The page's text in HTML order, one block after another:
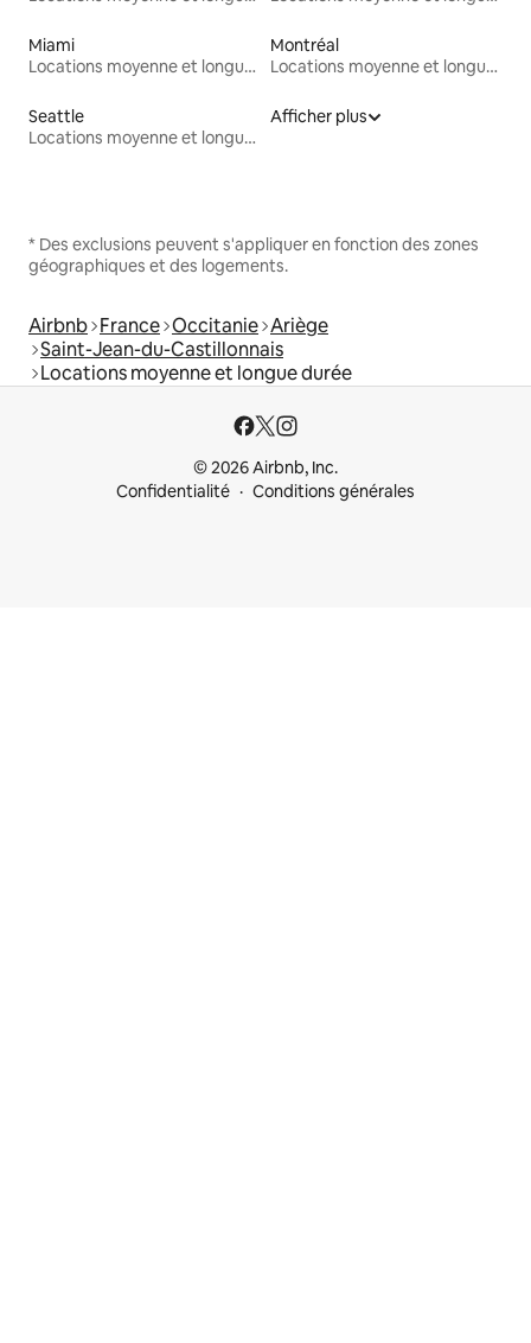
Miami
Locations moyenne et longue durée
Montréal
Locations moyenne et longue durée
Seattle
Locations moyenne et longue durée
Afficher plus
* Des exclusions peuvent s'appliquer en fonction des zones
géographiques et des logements.
Airbnb France Occitanie Ariège
Saint-Jean-du-Castillonnais
Locations moyenne et longue durée
© 2026 Airbnb, Inc.
Confidentialité
Conditions générales